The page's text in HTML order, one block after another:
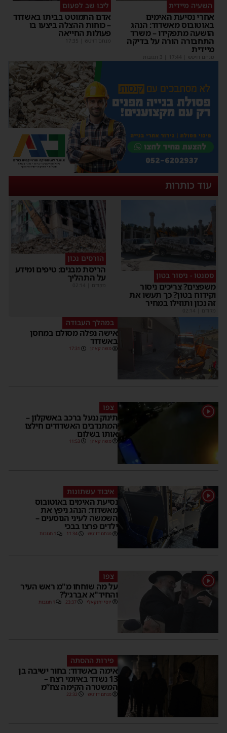
השעיה מיידית
אחרי נסיעת האימים
באוטובוס מאשדוד: הנהג
הושעה מתפקידו – משרד
התחבורה הורה על בדיקה
מיידית
מנחם דויטש 17:44
ליבו שב לפעום
אדם התמוטט בביתו באשדוד
– כוחות ההצלה ביצעו בו
פעולות החייאה
מנחם דויטש 17:35
עוד כותרות
סמנטו - ניסור בטון
משפצים? צריכים ניסור
וקידוח בטון? כך תעשו את
זה נכון ותוזילו במחיר
מקודם
הורסים נכון
הריסת מבנים: טיפים ומידע
על התהליך
מקודם
במהלך העבודה
אישה נפלה מסולם במחסן
באשדוד
משה קאהן 17:31
1 צפו
תינוק ננעל ברכב באשקלון –
המתנדבים האשדודים חילצו
אותו בשלום
משה קאהן 11:53
1 איבוד עשתונות
נסיעת האימים באוטובוס
מאשדוד: הנהג ניפץ את
השמשה לעיני הנוסעים –
ילדים פרצו בבכי
מנחם דויטש 11:34 1 תגובות
1 צפו
על מה שוחחו מ"מ ראש העיר
והחיד"א אברג׳ל?
יוסי יחזקאלי 23:37 1 תגובות
פירות ההסתה
אימה באשדוד: בחור ישיבה בן
13 נשדד באיומי רצח –
המשטרה הקימה צח”מ
מנחם דויטש 22:32